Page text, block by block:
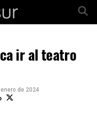
ir al teatro
de 2024